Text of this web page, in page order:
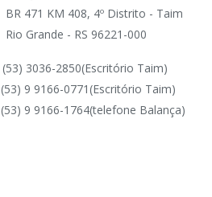
BR 471 KM 408, 4º Distrito - Taim
Rio Grande - RS 96221-000
(53) 3036-2850(Escritório Taim)
(53) 9 9166-0771(Escritório Taim)
(53) 9 9166-1764(telefone Balança)